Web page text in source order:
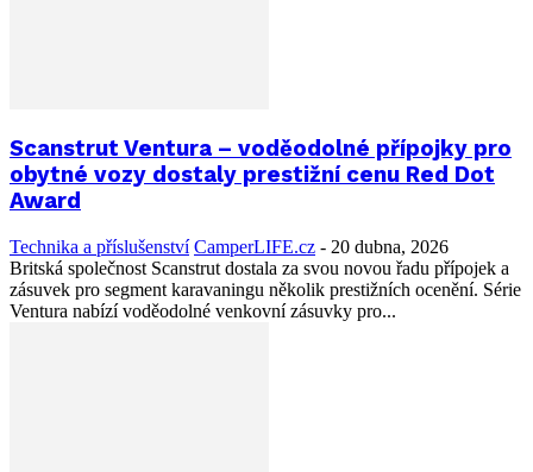
Scanstrut Ventura – voděodolné přípojky pro
obytné vozy dostaly prestižní cenu Red Dot
Award
Technika a příslušenství CamperLIFE.cz - 20 dubna, 2026
Britská společnost Scanstrut dostala za svou novou řadu přípojek a
zásuvek pro segment karavaningu několik prestižních ocenění. Série
Ventura nabízí voděodolné venkovní zásuvky pro...